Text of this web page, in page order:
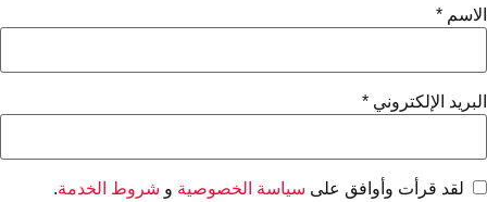
الاسم *
البريد الإلكتروني *
لقد قرأت وأوافق على سياسة الخصوصية و شروط الخدمة.